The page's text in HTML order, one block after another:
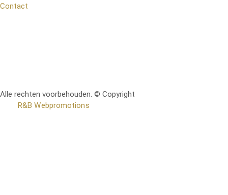
Contact
Alle rechten voorbehouden. © Copyright
R&B Webpromotions